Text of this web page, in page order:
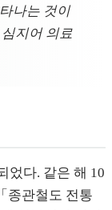
나는 것이
지어 의료
었다. 같은 해 10
종관철도 전통